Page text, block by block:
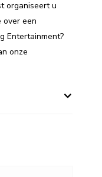
organiseert u
over een
Entertainment?
onze